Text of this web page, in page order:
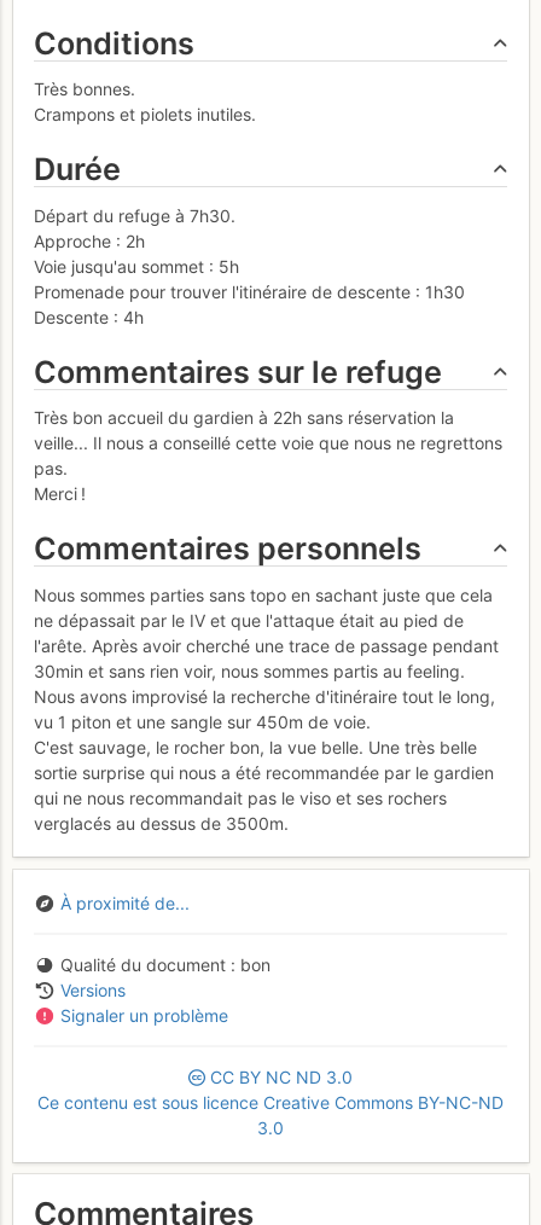
Conditions
Très bonnes.
Crampons et piolets inutiles.
Durée
Départ du refuge à 7h30.
Approche : 2h
Voie jusqu'au sommet : 5h
Promenade pour trouver l'itinéraire de descente : 1h30
Descente : 4h
Commentaires sur le refuge
Très bon accueil du gardien à 22h sans réservation la
veille... Il nous a conseillé cette voie que nous ne regrettons
pas.
Merci !
Commentaires personnels
Nous sommes parties sans topo en sachant juste que cela
ne dépassait par le IV et que l'attaque était au pied de
l'arête. Après avoir cherché une trace de passage pendant
30min et sans rien voir, nous sommes partis au feeling.
Nous avons improvisé la recherche d'itinéraire tout le long,
vu 1 piton et une sangle sur 450m de voie.
C'est sauvage, le rocher bon, la vue belle. Une très belle
sortie surprise qui nous a été recommandée par le gardien
qui ne nous recommandait pas le viso et ses rochers
verglacés au dessus de 3500m.
À proximité de...
Qualité du document
bon
Versions
Signaler un problème
CC BY NC ND 3.0
Ce contenu est sous licence Creative Commons BY-NC-ND
3.0
Commentaires